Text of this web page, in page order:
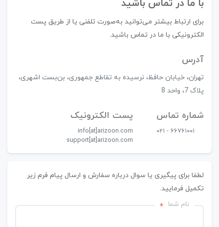
با ما در تماس باشید
برای ارتباط بیشتر می‌توانید به‌صورت تلفنی یا از طریق پست
الکترونیکی با ما در تماس باشید.
آدرس
تهران، خیابان حافظ، نرسیده به تقاطع جمهوری، بن‌بست اشهری،
پلاک 7، واحد 8
شماره تماس
۰۲۱ - ۶۶۷۶۱۰۰۱
پست الکترونیک
info[at]arizoon.com
support[at]arizoon.com
لطفا برای پیگیری یا سوال درباره سفارش و ارسال پیام فرم زیر
تکمیل فرمایید.
نام شما *